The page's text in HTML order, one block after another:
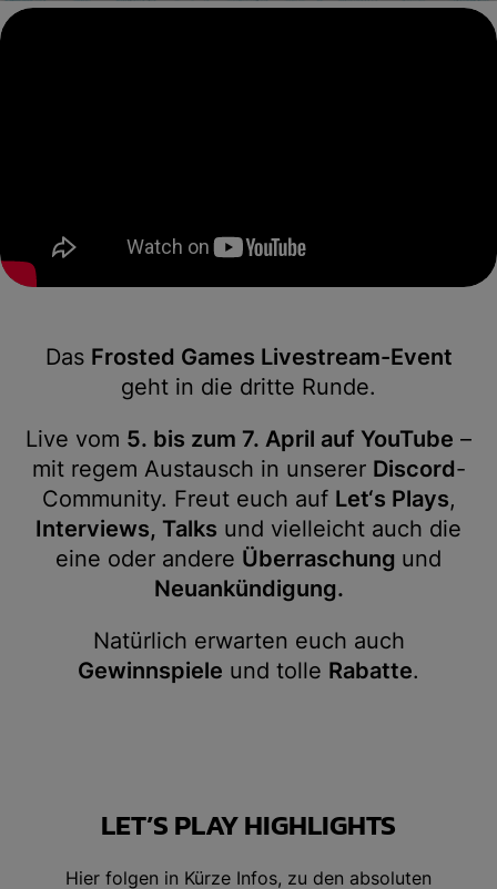
Das Frosted Games Livestream-Event
geht in die dritte Runde.
Live vom 5. bis zum 7. April auf YouTube –
mit regem Austausch in unserer Discord-
Community. Freut euch auf Let‘s Plays,
Interviews, Talks und vielleicht auch die
eine oder andere Überraschung und
Neuankündigung.
Natürlich erwarten euch auch
Gewinnspiele und tolle Rabatte.
LET’S PLAY HIGHLIGHTS
Hier folgen in Kürze Infos, zu den absoluten